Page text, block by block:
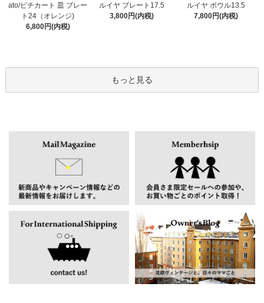
ato/ピチカート 皿 プレー
ト24（オレンジ)
6,800円(内税)
ルイヤ プレート17.5
3,800円(内税)
ルイヤ ボウル13.5
7,800円(内税)
もっと見る